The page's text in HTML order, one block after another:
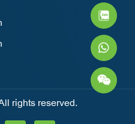
rights reserved.